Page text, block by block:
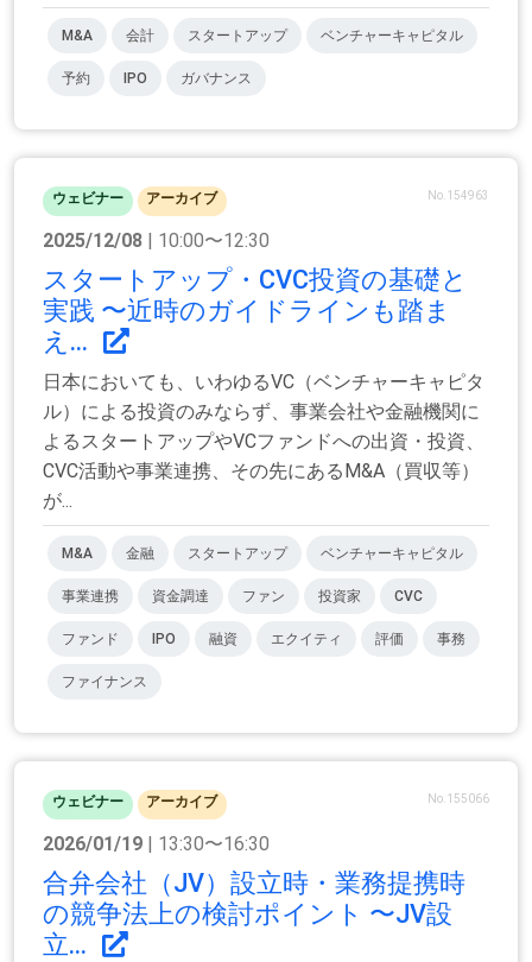
M&A 会計 スタートアップ ベンチャーキャピタル
予約 IPO ガバナンス
ウェビナー アーカイブ No.154963
2025/12/08 | 10:00〜12:30
スタートアップ・CVC投資の基礎と
実践 〜近時のガイドラインも踏ま
え...
日本においても、いわゆるVC（ベンチャーキャピタ
ル）による投資のみならず、事業会社や金融機関に
よるスタートアップやVCファンドへの出資・投資、
CVC活動や事業連携、その先にあるM&A（買収等）
が...
M&A 金融 スタートアップ ベンチャーキャピタル
事業連携 資金調達 ファン 投資家 CVC
ファンド IPO 融資 エクイティ 評価 事務
ファイナンス
ウェビナー アーカイブ No.155066
2026/01/19 | 13:30〜16:30
合弁会社（JV）設立時・業務提携時
の競争法上の検討ポイント 〜JV設
立...